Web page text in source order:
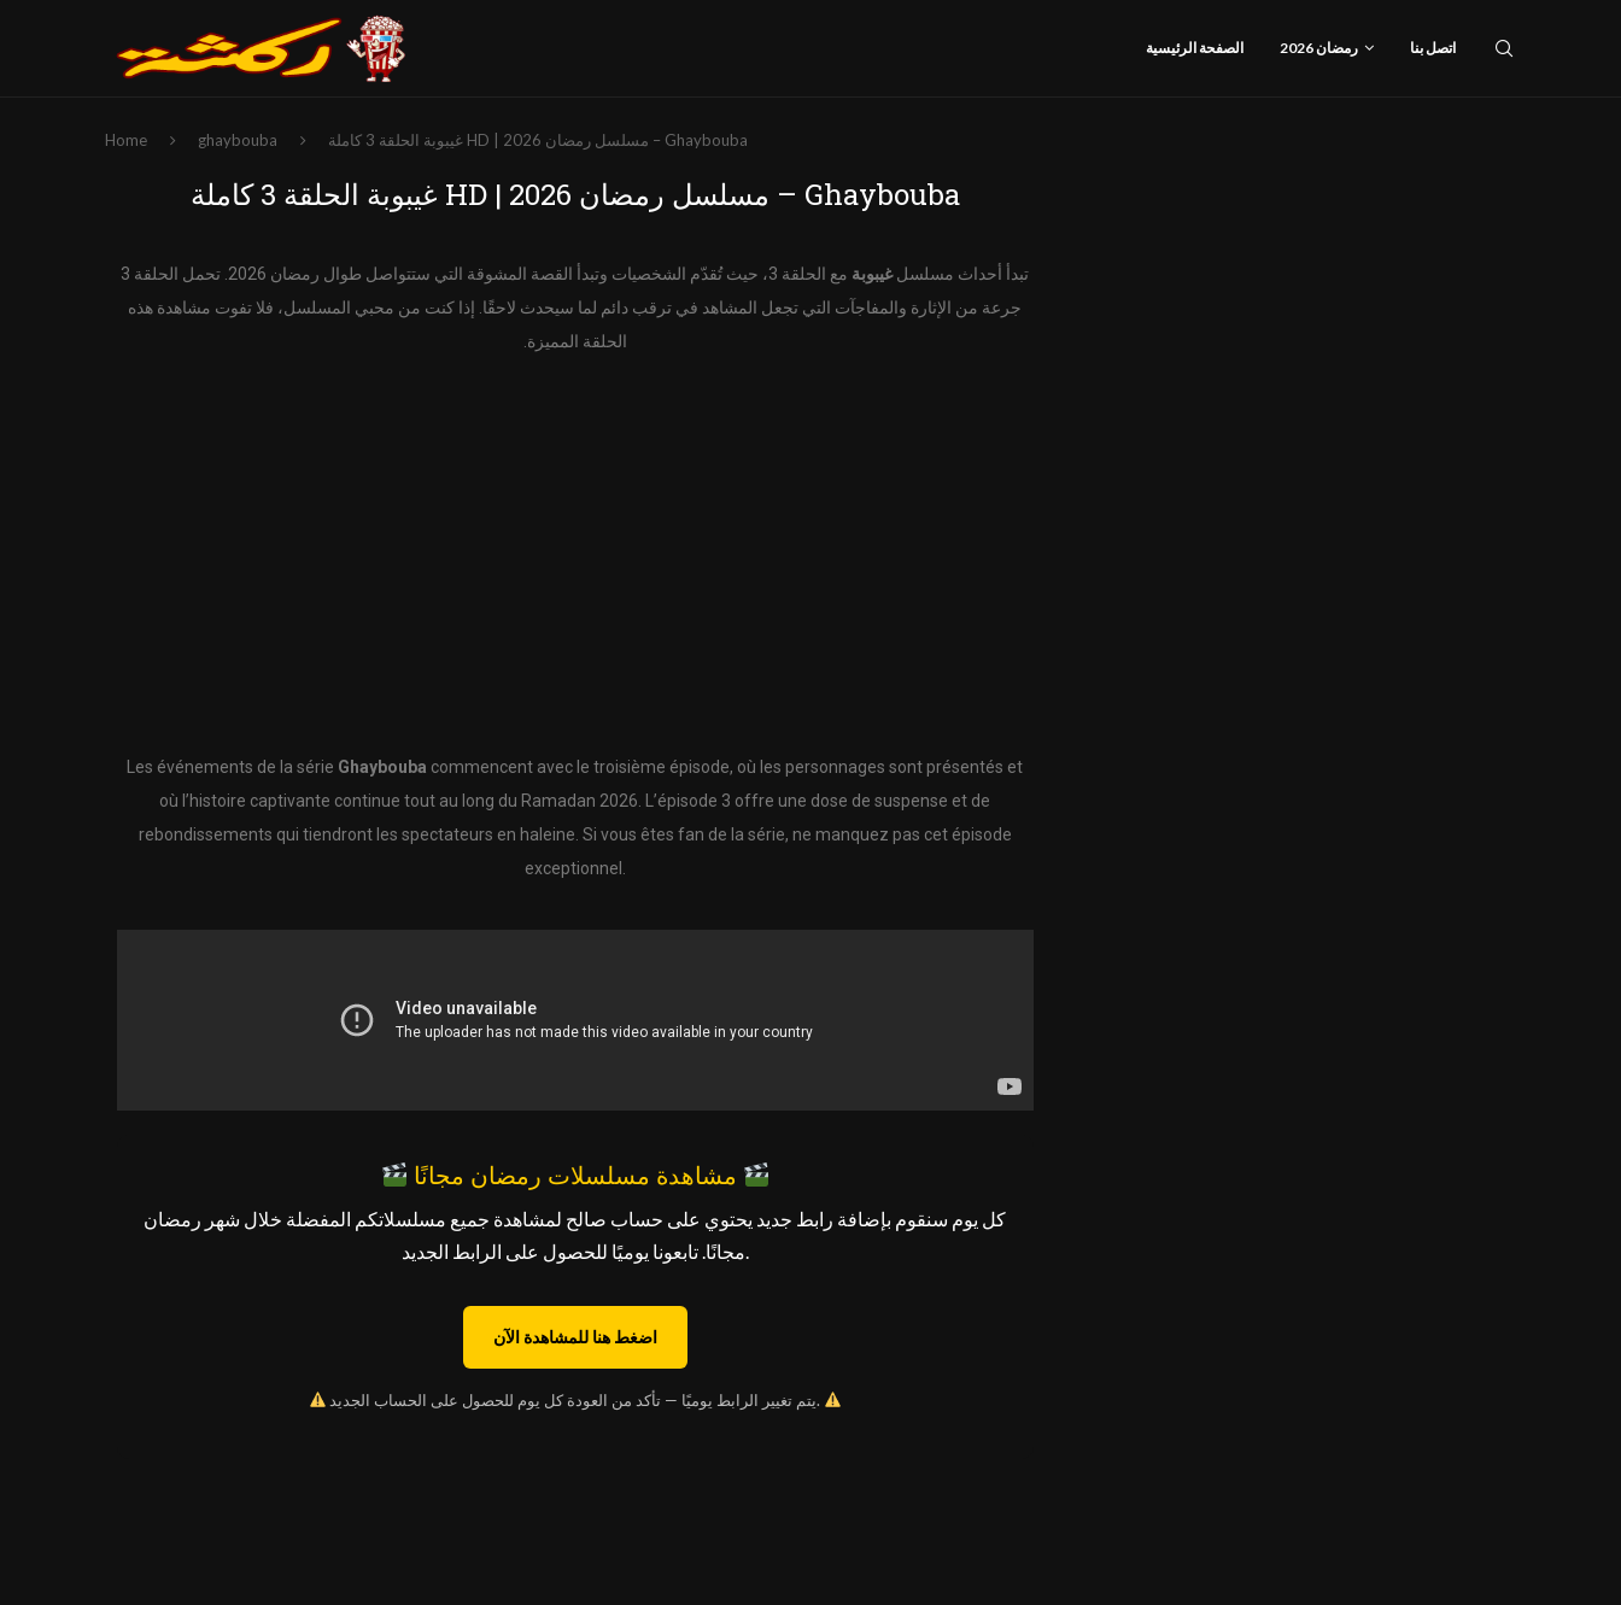
الصفحة الرئيسية رمضان 2026 اتصل بنا
Home ghaybouba غيبوبة الحلقة 3 كاملة HD | مسلسل رمضان 2026 – Ghaybouba
غيبوبة الحلقة 3 كاملة HD | مسلسل رمضان 2026 – Ghaybouba
تبدأ أحداث مسلسلغيبوبة
مع الحلقة 3، حيث تُقدّم الشخصيات وتبدأ القصة المشوقة التي ستتواصل طوال رمضان 2026. تحمل الحلقة 3
جرعة من الإثارة والمفاجآت التي تجعل المشاهد في ترقب دائم لما سيحدث لاحقًا. إذا كنت من محبي المسلسل، فلا تفوت مشاهدة هذه
الحلقة المميزة.
Les événements de la série Ghaybouba commencent avec le troisième épisode, où les personnages sont présentés et
où l’histoire captivante continue tout au long du Ramadan 2026. L’épisode 3 offre une dose de suspense et de
rebondissements qui tiendront les spectateurs en haleine. Si vous êtes fan de la série, ne manquez pas cet épisode
exceptionnel.
كل يوم سنقوم بإضافة رابط جديد يحتوي على حساب صالح لمشاهدة جميع مسلسلاتكم المفضلة خلال شهر رمضان
مجانًا. تابعونا يوميًا للحصول على الرابط الجديد.
اضغط هنا للمشاهدة الآن
يتم تغيير الرابط يوميًا — تأكد من العودة كل يوم للحصول على الحساب الجديد.